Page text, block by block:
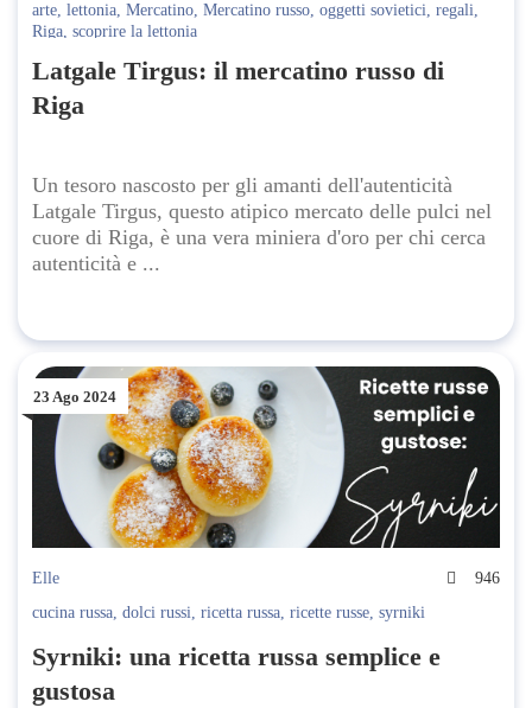
arte, lettonia, Mercatino, Mercatino russo, oggetti sovietici, regali,
Riga, scoprire la lettonia
Latgale Tirgus: il mercatino russo di
Riga
Un tesoro nascosto per gli amanti dell'autenticità
Latgale Tirgus, questo atipico mercato delle pulci nel
cuore di Riga, è una vera miniera d'oro per chi cerca
autenticità e ...
23 Ago 2024
Elle
946
cucina russa, dolci russi, ricetta russa, ricette russe, syrniki
Syrniki: una ricetta russa semplice e
gustosa